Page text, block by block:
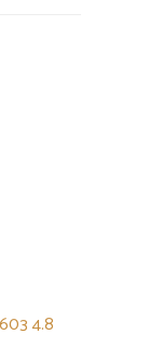
4.8